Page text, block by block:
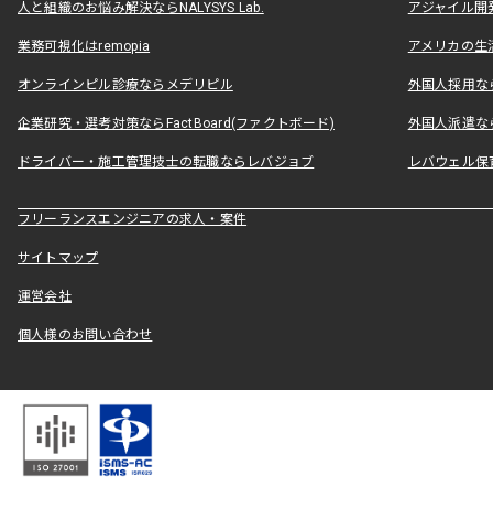
人と組織のお悩み解決ならNALYSYS Lab. アジャイル
業務可視化はremopia アメリカの
オンラインピル診療ならメデリピル 外国人採用
企業研究・選考対策ならFactBoard(ファクトボード) 外国人派遣な
ドライバー・施工管理技士の転職ならレバジョブ レバウェル
フリーランスエンジニアの求人・案件
サイトマップ
運営会社
個人様のお問い合わせ